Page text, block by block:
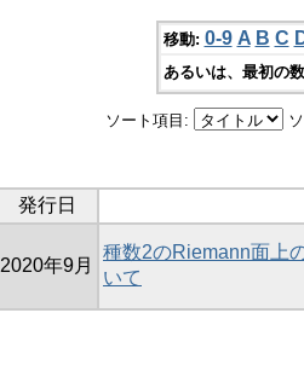
移動: 0-9 A B C
あるいは、最初の
ソート項目:
発行日
2020年9月
種数2のRiemann面上
いて